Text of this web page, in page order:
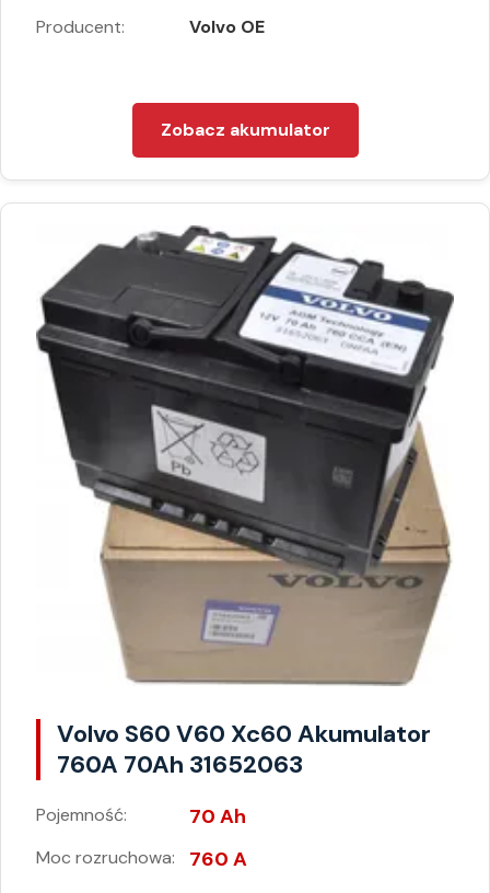
Producent: Volvo OE
Zobacz akumulator
Volvo S60 V60 Xc60 Akumulator
760A 70Ah 31652063
Pojemność: 70 Ah
Moc rozruchowa: 760 A